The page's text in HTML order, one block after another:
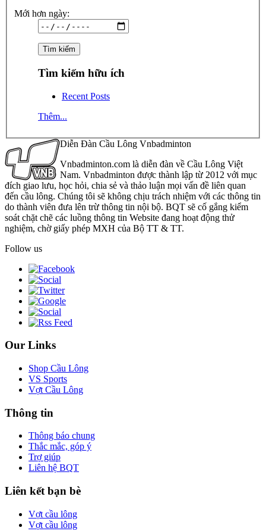
Mới hơn ngày:
Tìm kiếm hữu ích
Recent Posts
Thêm...
Diễn Đàn Cầu Lông Vnbadminton
Vnbadminton.com là diễn đàn về Cầu Lông Việt
Nam. Vnbadminton được thành lập từ 2012 với mục
đích giao lưu, học hỏi, chia sẻ và thảo luận mọi vấn đề liên quan
đến cầu lông. Chúng tôi sẽ không chịu trách nhiệm với các thông tin
do thành viên đưa lên trừ thông tin nội bộ. BQT sẽ cố gắng kiểm
soát chặt chẽ các luồng thông tin Website đang hoạt động thử
nghiệm, chờ giấy phép MXH của Bộ TT & TT.
Follow us
Our Links
Shop Cầu Lông
VS Sports
Vợt Cầu Lông
Thông tin
Thông báo chung
Thắc mắc, góp ý
Trợ giúp
Liên hệ BQT
Liên kết bạn bè
Vợt cầu lông
Vợt cầu lông